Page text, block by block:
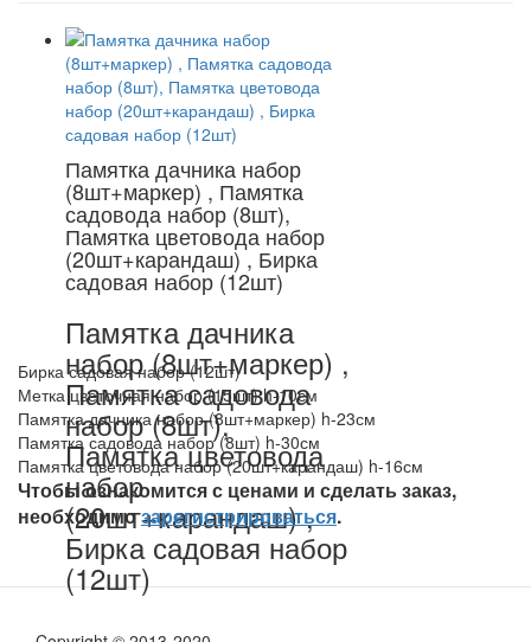
Памятка дачника набор
(8шт+маркер) , Памятка
садовода набор (8шт),
Памятка цветовода набор
(20шт+карандаш) , Бирка
садовая набор (12шт)
Памятка дачника
набор (8шт+маркер) ,
Памятка садовода
набор (8шт),
Памятка цветовода
набор
(20шт+карандаш) ,
Бирка садовая набор
(12шт)
Бирка садовая набор (12шт)
Метка цветочная набор (15шт) h-10см
Памятка дачника набор (8шт+маркер) h-23см
Памятка садовода набор (8шт) h-30см
Памятка цветовода набор (20шт+карандаш) h-16см
Чтобы ознакомится с ценами и сделать заказ,
необходимозарегистрироваться.